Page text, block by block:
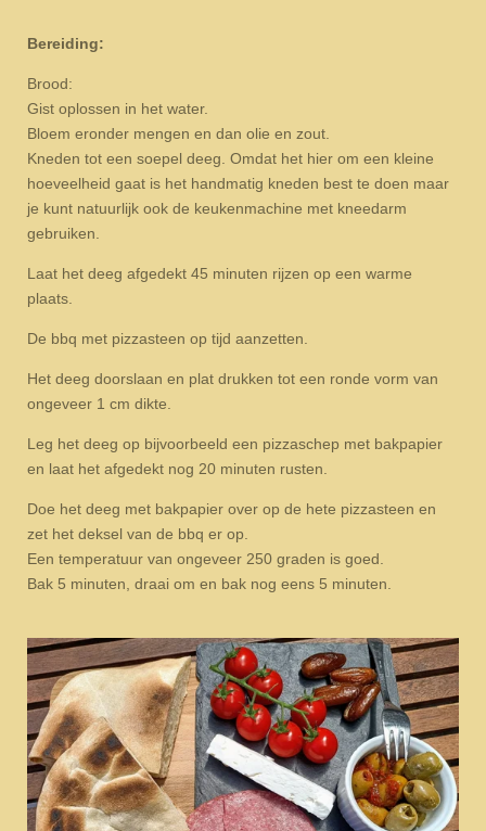
Bereiding:
Brood:
Gist oplossen in het water.
Bloem eronder mengen en dan olie en zout.
Kneden tot een soepel deeg. Omdat het hier om een kleine
hoeveelheid gaat is het handmatig kneden best te doen maar
je kunt natuurlijk ook de keukenmachine met kneedarm
gebruiken.
Laat het deeg afgedekt 45 minuten rijzen op een warme
plaats.
De bbq met pizzasteen op tijd aanzetten.
Het deeg doorslaan en plat drukken tot een ronde vorm van
ongeveer 1 cm dikte.
Leg het deeg op bijvoorbeeld een pizzaschep met bakpapier
en laat het afgedekt nog 20 minuten rusten.
Doe het deeg met bakpapier over op de hete pizzasteen en
zet het deksel van de bbq er op.
Een temperatuur van ongeveer 250 graden is goed.
Bak 5 minuten, draai om en bak nog eens 5 minuten.